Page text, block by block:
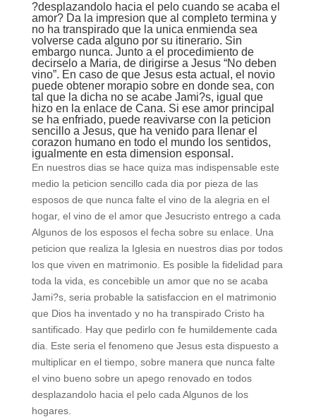
?desplazandolo hacia el pelo cuando se acaba el
amor? Da la impresion que al completo termina y
no ha transpirado que la unica enmienda sea
volverse cada alguno por su itinerario. Sin
embargo nunca. Junto a el procedimiento de
decirselo a Maria, de dirigirse a Jesus “No deben
vino”. En caso de que Jesus esta actual, el novio
puede obtener morapio sobre en donde sea, con
tal que la dicha no se acabe Jami?s, igual que
hizo en la enlace de Cana. Si ese amor principal
se ha enfriado, puede reavivarse con la peticion
sencillo a Jesus, que ha venido para llenar el
corazon humano en todo el mundo los sentidos,
igualmente en esta dimension esponsal.
En nuestros dias se hace quiza mas indispensable este
medio la peticion sencillo cada dia por pieza de las
esposos de que nunca falte el vino de la alegria en el
hogar, el vino de el amor que Jesucristo entrego a cada
Algunos de los esposos el fecha sobre su enlace. Una
peticion que realiza la Iglesia en nuestros dias por todos
los que viven en matrimonio. Es posible la fidelidad para
toda la vida, es concebible un amor que no se acaba
Jami?s, seri­a probable la satisfaccion en el matrimonio
que Dios ha inventado y no ha transpirado Cristo ha
santificado. Hay que pedirlo con fe humildemente cada
dia. Este seri­a el fenomeno que Jesus esta dispuesto a
multiplicar en el tiempo, sobre manera que nunca falte
el vino bueno sobre un apego renovado en todos
desplazandolo hacia el pelo cada Algunos de los
hogares.